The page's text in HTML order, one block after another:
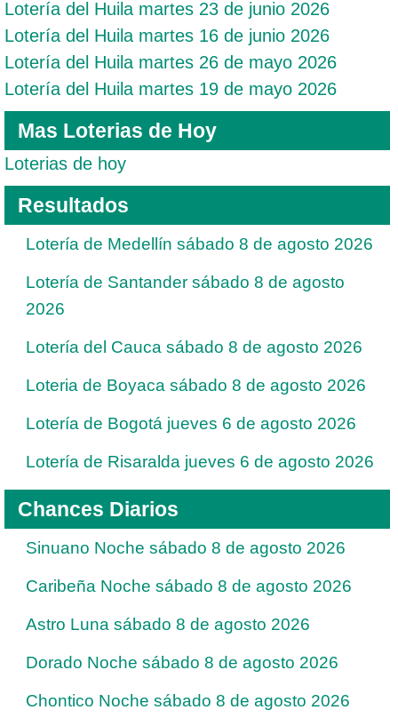
Lotería del Huila martes 23 de junio 2026
Lotería del Huila martes 16 de junio 2026
Lotería del Huila martes 26 de mayo 2026
Lotería del Huila martes 19 de mayo 2026
Mas Loterias de Hoy
Loterias de hoy
Resultados
Lotería de Medellín sábado 8 de agosto 2026
Lotería de Santander sábado 8 de agosto
2026
Lotería del Cauca sábado 8 de agosto 2026
Loteria de Boyaca sábado 8 de agosto 2026
Lotería de Bogotá jueves 6 de agosto 2026
Lotería de Risaralda jueves 6 de agosto 2026
Chances Diarios
Sinuano Noche sábado 8 de agosto 2026
Caribeña Noche sábado 8 de agosto 2026
Astro Luna sábado 8 de agosto 2026
Dorado Noche sábado 8 de agosto 2026
Chontico Noche sábado 8 de agosto 2026